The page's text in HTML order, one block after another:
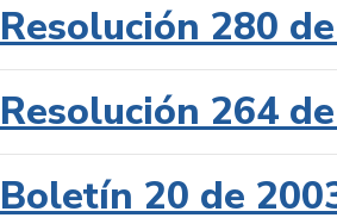
Resolución 280
Resolución 264
Boletín 20 de